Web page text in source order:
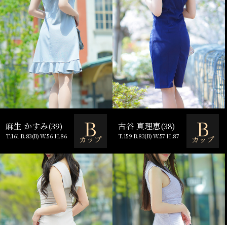
麻生 かすみ(39)
T.161 B.83(B) W.56 H.86 B
カップ
古谷 真理恵(38)
T.159 B.83(B) W.57 H.87 B
カップ